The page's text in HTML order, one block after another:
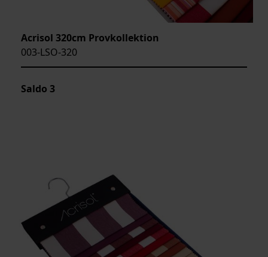
Acrisol 320cm Provkollektion
003-LSO-320
Saldo 3